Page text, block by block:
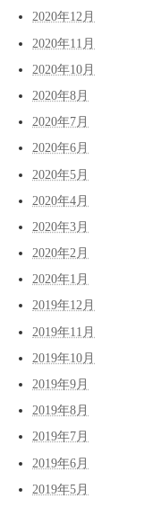
2020年12月
2020年11月
2020年10月
2020年8月
2020年7月
2020年6月
2020年5月
2020年4月
2020年3月
2020年2月
2020年1月
2019年12月
2019年11月
2019年10月
2019年9月
2019年8月
2019年7月
2019年6月
2019年5月